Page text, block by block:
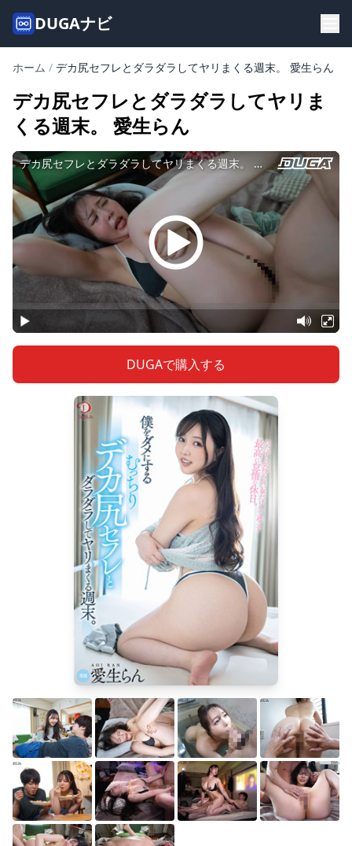
DUGAナビ
ホーム / デカ尻セフレとダラダラしてヤリまくる週末。 愛生らん
デカ尻セフレとダラダラしてヤリま
くる週末。 愛生らん
DUGAで購入する